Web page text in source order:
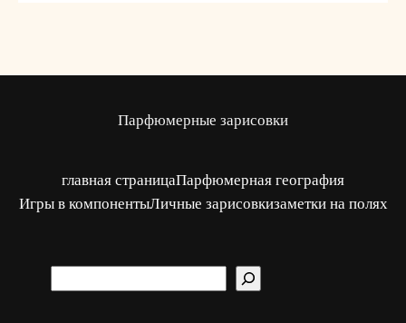
Парфюмерные зарисовки
главная страницаПарфюмерная география
Игры в компонентыЛичные зарисовкизаметки на полях